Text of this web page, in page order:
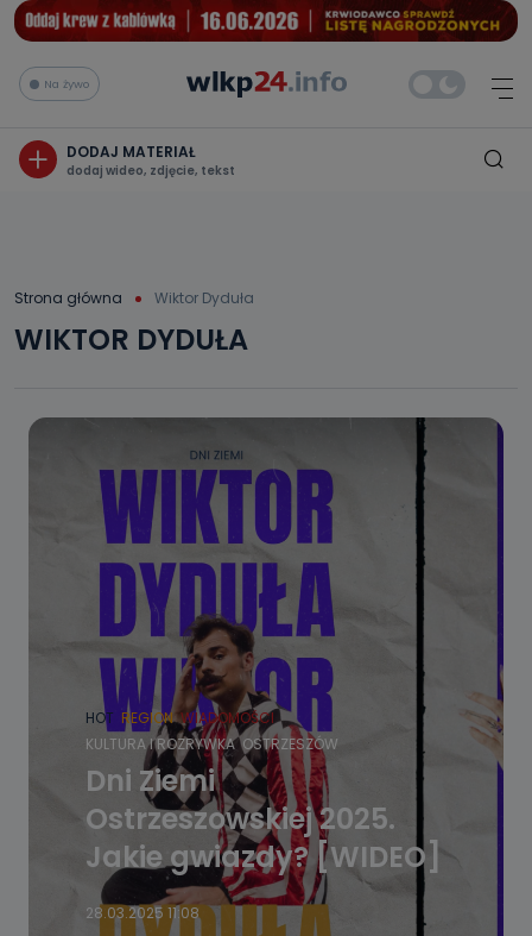
Na żywo
DODAJ MATERIAŁ
dodaj wideo, zdjęcie, tekst
Strona główna Wiktor Dyduła
WIKTOR DYDUŁA
HOT REGION WIADOMOŚCI
KULTURA I ROZRYWKA OSTRZESZÓW
Dni Ziemi
Ostrzeszowskiej 2025.
Jakie gwiazdy? [WIDEO]
28.03.2025 11:08